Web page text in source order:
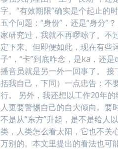
字。“有效期限”确实是个起止的
五个问题：“身份”，还是“身分”
家研究过，我就不再啰嗦了。不
定下来。但即便如此，现在有些
子”，“卡”到底咋念，是ka，还
播音员就是另一外一回事了。
括我自己，下同）一点忠告：不
行。 另外，我还想以工作20年
人更要警惕自己的自大倾向。要
不是从“东方”升起，是不是给人
类，人类怎么看太阳，它也不关
万别的。本文里提出的看法也可